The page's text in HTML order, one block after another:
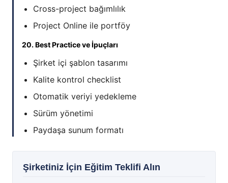
Cross-project bağımlılık
Project Online ile portföy
20. Best Practice ve İpuçları
Şirket içi şablon tasarımı
Kalite kontrol checklist
Otomatik veriyi yedekleme
Sürüm yönetimi
Paydaşa sunum formatı
Şirketiniz İçin Eğitim Teklifi Alın